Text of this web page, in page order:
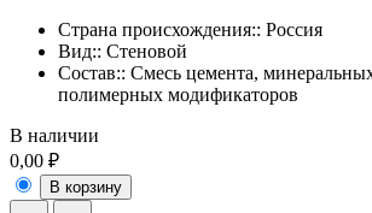
Страна происхождения:: Россия
Вид:: Стеновой
Состав:: Смесь цемента,
полимерных модификаторов
В наличии
0,00 ₽
В корзину